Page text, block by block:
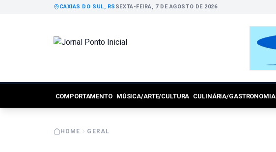
CAXIAS DO SUL, RS SEXTA-FEIRA, 7 DE AGOSTO DE 2026
COMPORTAMENTO MÚSICA/ARTE/CULTURA CULINÁRIA/GASTRONOMIA
HOME GERAL